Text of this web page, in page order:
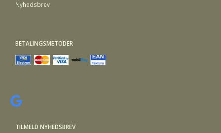
Nyhedsbrev
BETALINGSMETODER
TILMELD NYHEDSBREV